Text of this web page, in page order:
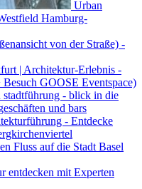
Urban
Hamburg-
| Architektur-Erlebnis -
GOOSE Eventspace)
- Entdecke
entdecken mit Experten